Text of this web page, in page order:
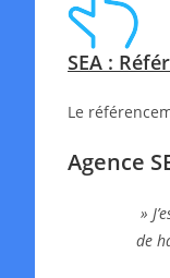
SEA :
Le
Agence
»
de